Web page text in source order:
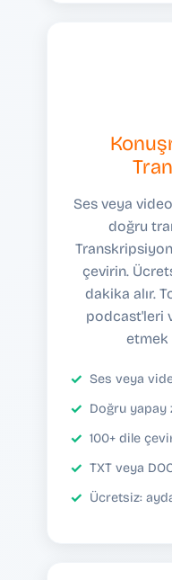
Ses veya
doğru
çevirin.
dakika alır.
podcast'leri
etmek
Ses veya
Doğru
100+ dile
TXT veya
Ücretsiz: